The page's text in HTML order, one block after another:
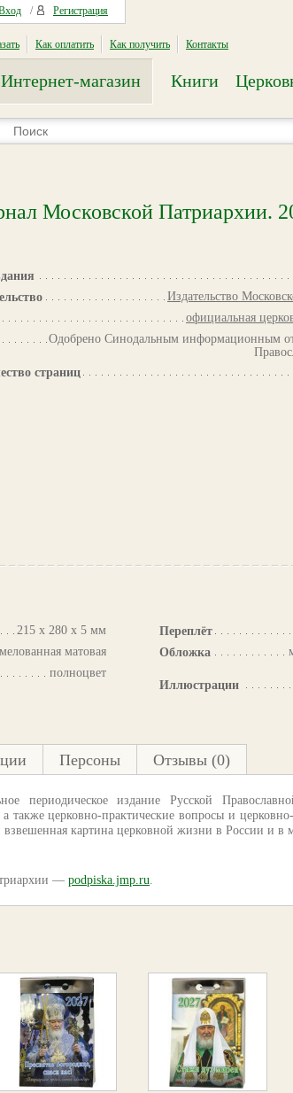
/ Регистрация
Как оплатить Как получить Контакты
Интернет-магазин Книги
Московской Патриархии.
Издательство
официальная
Одобрено Синодальным информационным
страниц
215 х 280 х 5 мм
мелованная матовая
полноцвет
Переплёт
Обложка
Иллюстрации
Персоны Отзывы (0)
периодическое издание Русской
также церковно-практические вопросы и
картина церковной жизни в России и в
— podpiska.jmp.ru